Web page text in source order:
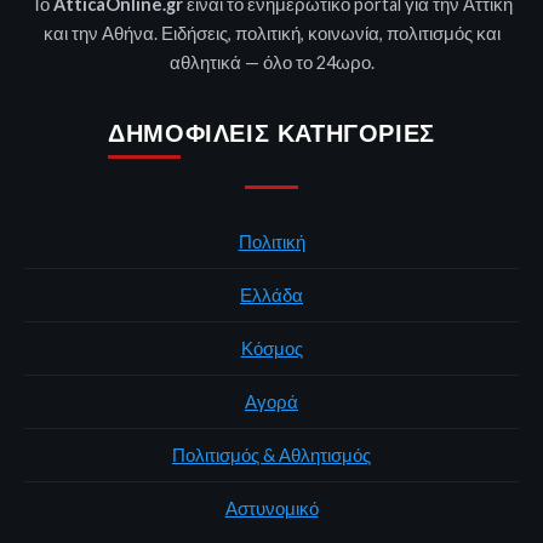
ΤοAtticaOnline.grείναι το ενημερωτικό portal για την Αττική
και την Αθήνα. Ειδήσεις, πολιτική, κοινωνία, πολιτισμός και
αθλητικά — όλο το 24ωρο.
ΔΗΜΟΦΙΛΕΊΣ ΚΑΤΗΓΟΡΊΕΣ
Πολιτική
Ελλάδα
Κόσμος
Αγορά
Πολιτισμός & Αθλητισμός
Αστυνομικό